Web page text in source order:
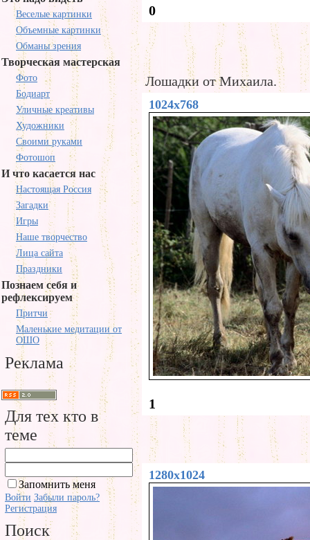
Веселые картинки
Объемные картинки
Обманы зрения
Творческая мастерская
Фото
Бодиарт
Уличные креативы
Художники
Своими руками
Фотошоп
И что касается нас
Настоящая Россия
Загадки
Игры
Наше творчество
Лица сайта
Праздники
Познаем себя и
рефлексируем
Притчи
Маленькие медитации от
ОШО
Реклама
Для тех кто в
теме
Запомнить меня
Войти Забыли пароль?
Регистрация
Поиск
0
Лошадки от Михаила.
1024x768
1
1280x1024